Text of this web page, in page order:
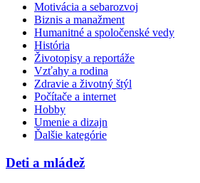
Motivácia a sebarozvoj
Biznis a manažment
Humanitné a spoločenské vedy
História
Životopisy a reportáže
Vzťahy a rodina
Zdravie a životný štýl
Počítače a internet
Hobby
Umenie a dizajn
Ďalšie kategórie
Deti a mládež